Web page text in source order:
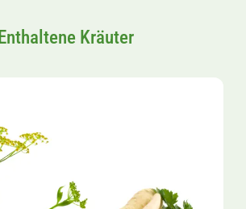
Enthaltene Kräuter